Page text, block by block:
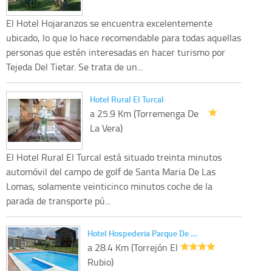
El Hotel Hojaranzos se encuentra excelentemente
ubicado, lo que lo hace recomendable para todas aquellas
personas que estén interesadas en hacer turismo por
Tejeda Del Tietar. Se trata de un...
Hotel Rural El Turcal
a 25.9 Km (Torremenga De
La Vera)
El Hotel Rural El Turcal está situado treinta minutos
automóvil del campo de golf de Santa Maria De Las
Lomas, solamente veinticinco minutos coche de la
parada de transporte pú...
Hotel Hospederia Parque De …
a 28.4 Km (Torrejón El
Rubio)